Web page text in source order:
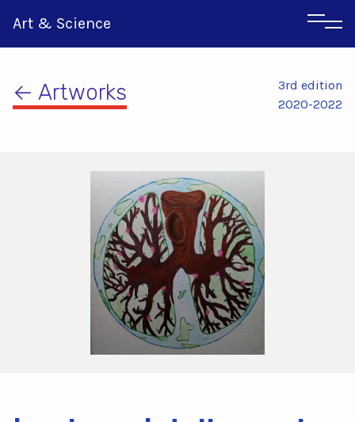
Art & Science
← Artworks
3rd edition
2020-2022